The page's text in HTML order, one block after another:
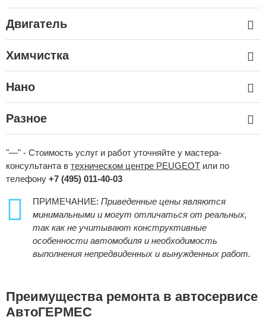
Двигатель
Химчистка
Нано
Разное
"—" - Стоимость услуг и работ уточняйте у мастера-
консультанта в техническом центре PEUGEOT или по
телефону +7 (495) 011-40-03
ПРИМЕЧАНИЕ: Приведенные цены являются
минимальными и могут отличаться от реальных,
так как не учитывают конструктивные
особенности автомобиля и необходимость
выполнения непредвиденных и вынужденных работ.
Преимущества ремонта в автосервисе
АвтоГЕРМЕС